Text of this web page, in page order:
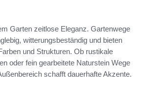
Garten zeitlose Eleganz. Gartenwege
witterungsbeständig und bieten
und Strukturen. Ob rustikale
oder fein gearbeitete Naturstein Wege
schafft dauerhafte Akzente.